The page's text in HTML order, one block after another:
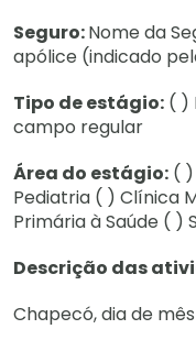
Seguro:Nome da
apólice (indicado
Tipo de estágio: ( )
campo regular
Área do estágio: (
Pediatria ( ) Clínica
Primária à Saúde ( )
Descrição das
Chapecó, dia de